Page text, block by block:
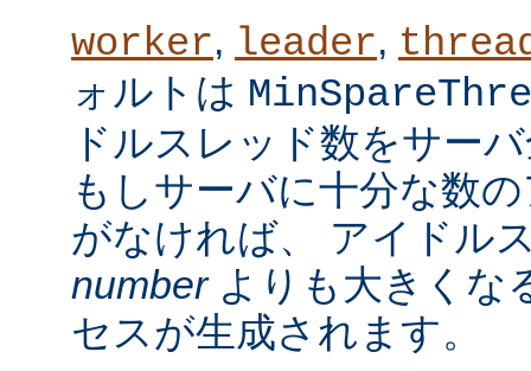
worker, leader,
ォルトは
ドルスレッド数をサー
もしサーバに十分な数
がなければ、 アイドル
numberよりも大きくな
セスが生成されます。